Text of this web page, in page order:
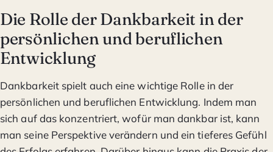
Die Rolle der Dankbarkeit in der
persönlichen und beruflichen
Entwicklung
Dankbarkeit spielt auch eine wichtige Rolle in der
persönlichen und beruflichen Entwicklung. Indem man
sich auf das konzentriert, wofür man dankbar ist, kann
man seine Perspektive verändern und ein tieferes Gefühl